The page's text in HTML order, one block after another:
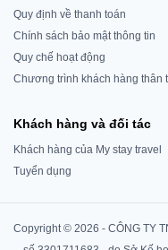
Quy định về thanh toán
Chính sách bảo mật thông tin
Quy chế hoạt động
Chương trình khách hàng thân
Khách hàng và đối tác
Khách hàng của My stay travel
Tuyển dụng
Copyright © 2026 - CÔNG TY